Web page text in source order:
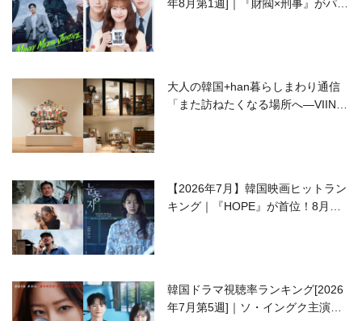
年8月第1週]｜『財閥×刑事』がパワ
大人の韓国+han暮らしまわり通信
「また訪ねたくなる場所へ―VIIN C
【2026年7月】韓国映画ヒットラン
キング｜『HOPE』が首位！8月公
韓国ドラマ視聴率ランキング[2026
年7月第5週]｜ソ・イングク主演の